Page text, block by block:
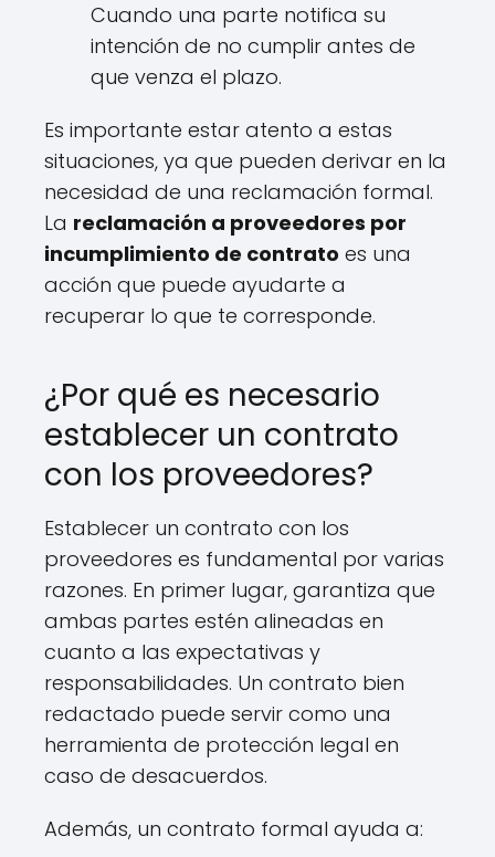
Cuando una parte notifica su
intención de no cumplir antes de
que venza el plazo.
Es importante estar atento a estas
situaciones, ya que pueden derivar en la
necesidad de una reclamación formal.
La reclamación a proveedores por
incumplimiento de contrato es una
acción que puede ayudarte a
recuperar lo que te corresponde.
¿Por qué es necesario
establecer un contrato
con los proveedores?
Establecer un contrato con los
proveedores es fundamental por varias
razones. En primer lugar, garantiza que
ambas partes estén alineadas en
cuanto a las expectativas y
responsabilidades. Un contrato bien
redactado puede servir como una
herramienta de protección legal en
caso de desacuerdos.
Además, un contrato formal ayuda a: